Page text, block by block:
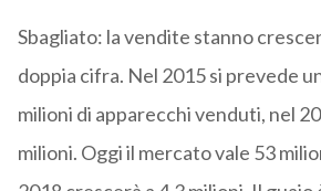
Sbagliato: la vendite stanno
doppia cifra. Nel 2015 si prevede
milioni di apparecchi venduti, nel
milioni. Oggi il mercato vale 53